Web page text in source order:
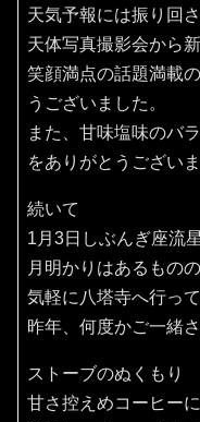
天気予報には振り回
天体写真撮影会から
笑顔満点の話題満載
うございました。
また、甘味塩味のバ
をありがとうござい
続いて
1月3日しぶんぎ座流
月明かりはあるもの
気軽に八塔寺へ行って
昨年、何度かご一緒
ストーブのぬくもり
甘さ控えめコーヒーに